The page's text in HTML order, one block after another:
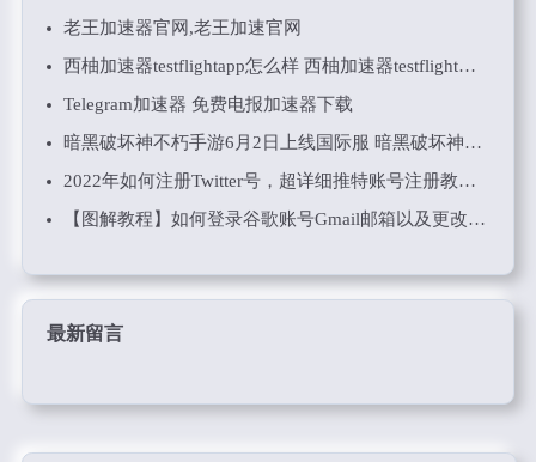
老王加速器官网,老王加速官网
西柚加速器testflightapp怎么样 西柚加速器testflight用户评测如何
Telegram加速器 免费电报加速器下载
暗黑破坏神不朽手游6月2日上线国际服 暗黑破坏神不朽下载 安卓 iOS 电脑三端共用
2022年如何注册Twitter号，超详细推特账号注册教程 支持国内+86手机哦！
【图解教程】如何登录谷歌账号Gmail邮箱以及更改密码和辅助邮箱
最新留言